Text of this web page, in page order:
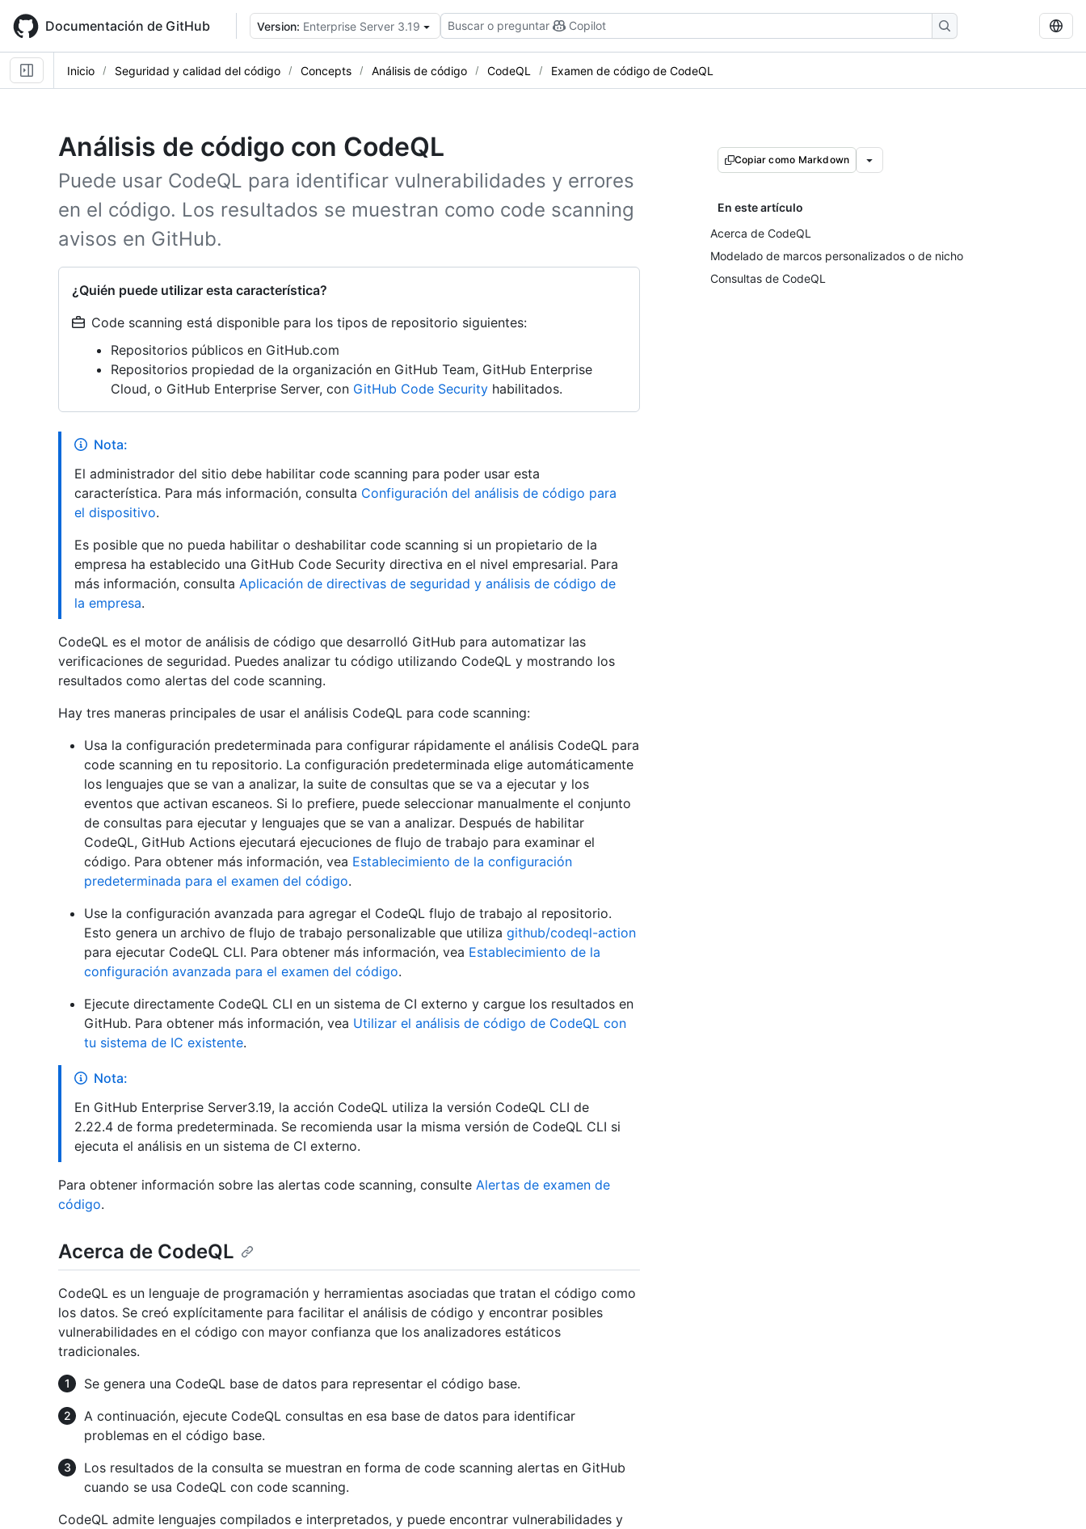
main
content
Documentación de GitHub Version: Enterprise Server 3.19 Buscar o preguntar Copilot
Inicio Seguridad y calidad del código Concepts Análisis de código CodeQL Examen de código de CodeQL
Análisis de código con CodeQL
Puede usar CodeQL para identificar vulnerabilidades y errores
en el código. Los resultados se muestran como code scanning
avisos en GitHub.
¿Quién puede utilizar esta característica?
Code scanning está disponible para los tipos de repositorio siguientes:
Repositorios públicos en GitHub.com
Repositorios propiedad de la organización en GitHub Team, GitHub Enterprise
Cloud, o GitHub Enterprise Server, con GitHub Code Security habilitados.
Copiar como Markdown
En este artículo
Acerca de CodeQL
Modelado de marcos personalizados o de nicho
Consultas de CodeQL
Nota:
El administrador del sitio debe habilitar code scanning para poder usar esta
característica. Para más información, consulta Configuración del análisis de código para
el dispositivo.
Es posible que no pueda habilitar o deshabilitar code scanning si un propietario de la
empresa ha establecido una GitHub Code Security directiva en el nivel empresarial. Para
más información, consulta Aplicación de directivas de seguridad y análisis de código de
la empresa.
CodeQL es el motor de análisis de código que desarrolló GitHub para automatizar las
verificaciones de seguridad. Puedes analizar tu código utilizando CodeQL y mostrando los
resultados como alertas del code scanning.
Hay tres maneras principales de usar el análisis CodeQL para code scanning:
Usa la configuración predeterminada para configurar rápidamente el análisis CodeQL para
code scanning en tu repositorio. La configuración predeterminada elige automáticamente
los lenguajes que se van a analizar, la suite de consultas que se va a ejecutar y los
eventos que activan escaneos. Si lo prefiere, puede seleccionar manualmente el conjunto
de consultas para ejecutar y lenguajes que se van a analizar. Después de habilitar
CodeQL, GitHub Actions ejecutará ejecuciones de flujo de trabajo para examinar el
código. Para obtener más información, vea Establecimiento de la configuración
predeterminada para el examen del código.
Use la configuración avanzada para agregar el CodeQL flujo de trabajo al repositorio.
Esto genera un archivo de flujo de trabajo personalizable que utiliza github/codeql-action
para ejecutar CodeQL CLI. Para obtener más información, vea Establecimiento de la
configuración avanzada para el examen del código.
Ejecute directamente CodeQL CLI en un sistema de CI externo y cargue los resultados en
GitHub. Para obtener más información, vea Utilizar el análisis de código de CodeQL con
tu sistema de IC existente.
Nota:
En GitHub Enterprise Server3.19, la acción CodeQL utiliza la versión CodeQL CLI de
2.22.4 de forma predeterminada. Se recomienda usar la misma versión de CodeQL CLI si
ejecuta el análisis en un sistema de CI externo.
Para obtener información sobre las alertas code scanning, consulte Alertas de examen de
código.
Acerca de CodeQL
CodeQL es un lenguaje de programación y herramientas asociadas que tratan el código como
los datos. Se creó explícitamente para facilitar el análisis de código y encontrar posibles
vulnerabilidades en el código con mayor confianza que los analizadores estáticos
tradicionales.
Se genera una CodeQL base de datos para representar el código base.
A continuación, ejecute CodeQL consultas en esa base de datos para identificar
problemas en el código base.
Los resultados de la consulta se muestran en forma de code scanning alertas en GitHub
cuando se usa CodeQL con code scanning.
CodeQL admite lenguajes compilados e interpretados, y puede encontrar vulnerabilidades y